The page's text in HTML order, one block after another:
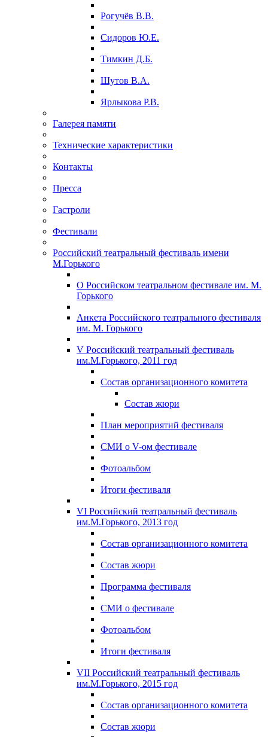
Рогучёв В.В.
Сидоров Ю.Е.
Тимкин Д.Б.
Шутов В.А.
Ярлыкова Р.В.
Галерея памяти
Технические характеристики
Контакты
Пресса
Гастроли
Фестивали
Российский театральный фестиваль имени
М.Горького
О Российском театральном фестивале им. М.
Горького
Анкета Российского театрального фестиваля
им. М. Горького
V Российский театральный фестиваль
им.М.Горького, 2011 год
Состав организационного комитета
Состав жюри
План мероприятий фестиваля
СМИ о V-ом фестивале
Фотоальбом
Итоги фестиваля
VI Российский театральный фестиваль
им.М.Горького, 2013 год
Состав организационного комитета
Состав жюри
Программа фестиваля
СМИ о фестивале
Фотоальбом
Итоги фестиваля
VII Российский театральный фестиваль
им.М.Горького, 2015 год
Состав организационного комитета
Состав жюри